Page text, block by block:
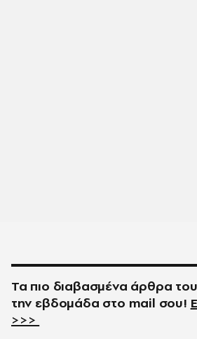
Τα πιο διαβασμένα άρθρα του
την εβδομάδα στο mail σου!
>>>